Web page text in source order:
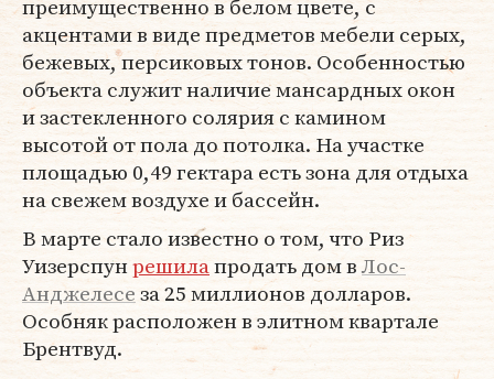
преимущественно в белом цвете, с
акцентами в виде предметов мебели серых,
бежевых, персиковых тонов. Особенностью
объекта служит наличие мансардных окон
и застекленного солярия с камином
высотой от пола до потолка. На участке
площадью 0,49 гектара есть зона для отдыха
на свежем воздухе и бассейн.
В марте стало известно о том, что Риз
Уизерспунрешилапродать дом вЛос-
Анджелесеза 25 миллионов долларов.
Особняк расположен в элитном квартале
Брентвуд.